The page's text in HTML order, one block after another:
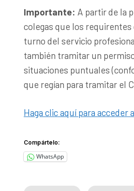
Importante: A partir de la
colegas que los
turno del servicio
también tramitar un
situaciones puntuales
que regían para tramitar el
Haga clic aquí para acceder
Compártelo:
WhatsApp